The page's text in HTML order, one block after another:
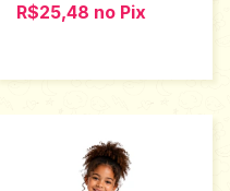
R$25,48 no Pix